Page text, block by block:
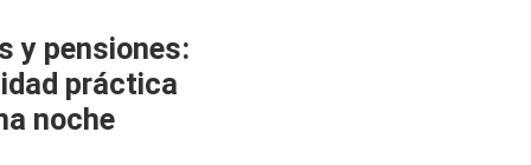
y pensiones:
práctica
noche